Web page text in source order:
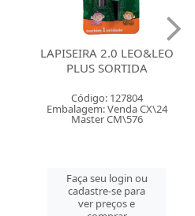
LAPISEIRA 2.0 LEO&LEO
PLUS SORTIDA
Código: 127804
Embalagem: Venda CX\24
Master CM\576
Faça seu login ou
cadastre-se para
ver preços e